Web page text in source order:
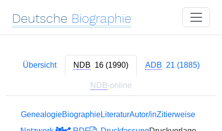
Deutsche Biographie
Übersicht NDB 16 (1990) ADB 21 (1885)
NDB-online
GenealogieBiographieLiteraturAutor/inZitierweise